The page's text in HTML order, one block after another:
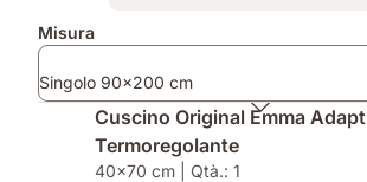
e
con
tecnologia
termoregolante
ThermoSync
Prodotti
Misura
Singolo 90x200 cm
Cuscino Original Emma Adapt
Termoregolante
40x70 cm | Qtà.: 1